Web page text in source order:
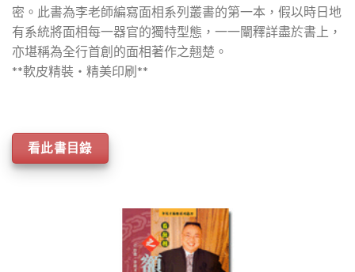
密。此書為李老師編寫面相系列叢書的第一本，假以時日地
有系統將面相每一器官的獨特型態，一一闡釋詳盡於書上，
亦堪稱為全行首創的面相著作之翹楚。
**軟皮精裝‧精美印刷**
看此書目錄